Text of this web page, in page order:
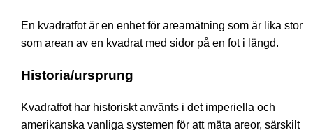
En kvadratfot är en enhet för areamätning som är lika stor
som arean av en kvadrat med sidor på en fot i längd.
Historia/ursprung
Kvadratfot har historiskt använts i det imperiella och
amerikanska vanliga systemen för att mäta areor, särskilt